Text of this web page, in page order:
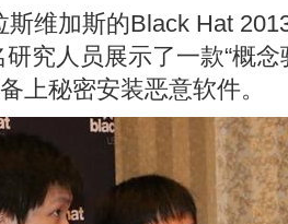
斯维加斯的Black Hat
究人员展示了一款“概
上秘密安装恶意软件。